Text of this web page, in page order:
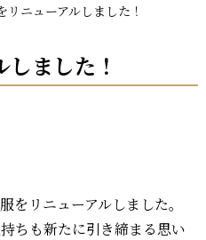
ニューアルしました！
ました！
をリニューアルしました。
ちも新たに引き締まる思い